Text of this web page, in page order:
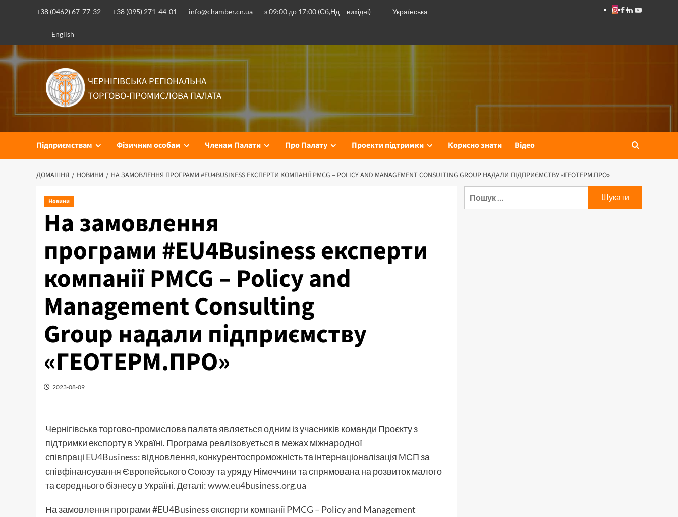
+38 (0462) 67-77-32 +38 (095) 271-44-01 info@chamber.cn.ua з 09:00 до 17:00 (Сб,Нд – вихідні) Українська
English
Instagram
Facebook
Linkedin
Youtube
ЧЕРНІГІВСЬКА РЕГІОНАЛЬНА
ТОРГОВО-ПРОМИСЛОВА ПАЛАТА
Підприємствам Фізичним особам Членам Палати Про Палату Проекти підтримки Корисно знати Відео
ДОМАШНЯ НОВИНИ НА ЗАМОВЛЕННЯ ПРОГРАМИ #EU4BUSINESS ЕКСПЕРТИ КОМПАНІЇ PMCG – POLICY AND MANAGEMENT CONSULTING GROUP НАДАЛИ ПІДПРИЄМСТВУ «ГЕОТЕРМ.ПРО»
Новини
На замовлення
програми #EU4Business експерти
компанії PMCG – Policy and
Management Consulting
Group надали підприємству
«ГЕОТЕРМ.ПРО»
2023-08-09
Чернігівська торгово-промислова палата являється одним із учасників команди Проєкту з
підтримки експорту в Україні. Програма реалізовується в межах міжнародної
співпраці EU4Business: відновлення, конкурентоспроможність та інтернаціоналізація МСПза
співфінансування Європейського Союзу та уряду Німеччини та спрямована на розвиток малого
та середнього бізнесу в Україні. Деталі:www.eu4business.org.ua
На замовлення програми#EU4Businessексперти компаніїPMCG – Policy and Management